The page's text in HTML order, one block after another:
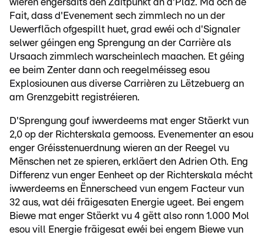
Fait, dass d'Evenement sech zimmlech no un der
Uewerfläch ofgespillt huet, grad ewéi och d'Signaler
selwer géingen eng Sprengung an der Carrière als
Ursaach zimmlech warscheinlech maachen. Et géing
ee beim Zenter dann och reegelméisseg esou
Explosiounen aus diverse Carrièren zu Lëtzebuerg an
am Grenzgebitt registréieren.
D'Sprengung gouf iwwerdeems mat enger Stäerkt vun
2,0 op der Richterskala gemooss. Evenementer an esou
enger Gréisstenuerdnung wieren an der Reegel vu
Mënschen net ze spieren, erkläert den Adrien Oth. Eng
Differenz vun enger Eenheet op der Richterskala mécht
iwwerdeems en Ënnerscheed vun engem Facteur vun
32 aus, wat déi fräigesaten Energie ugeet. Bei engem
Biewe mat enger Stäerkt vu 4 gëtt also ronn 1.000 Mol
esou vill Energie fräigesat ewéi bei engem Biewe vun